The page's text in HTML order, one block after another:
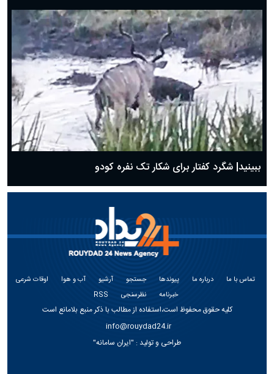
ببینید| شگرد کفتار برای شکار تک نفره کودو
تماس با ما درباره ما پیوندها جستجو آرشیو آب و هوا
اوقات شرعی
خبرنامه
نظرسنجی RSS
کلیه حقوق محفوظ است،استفاده از مطالب با ذکر منبع بلامانع است
info@rouydad24.ir
طراحی و تولید : "ایران سامانه"